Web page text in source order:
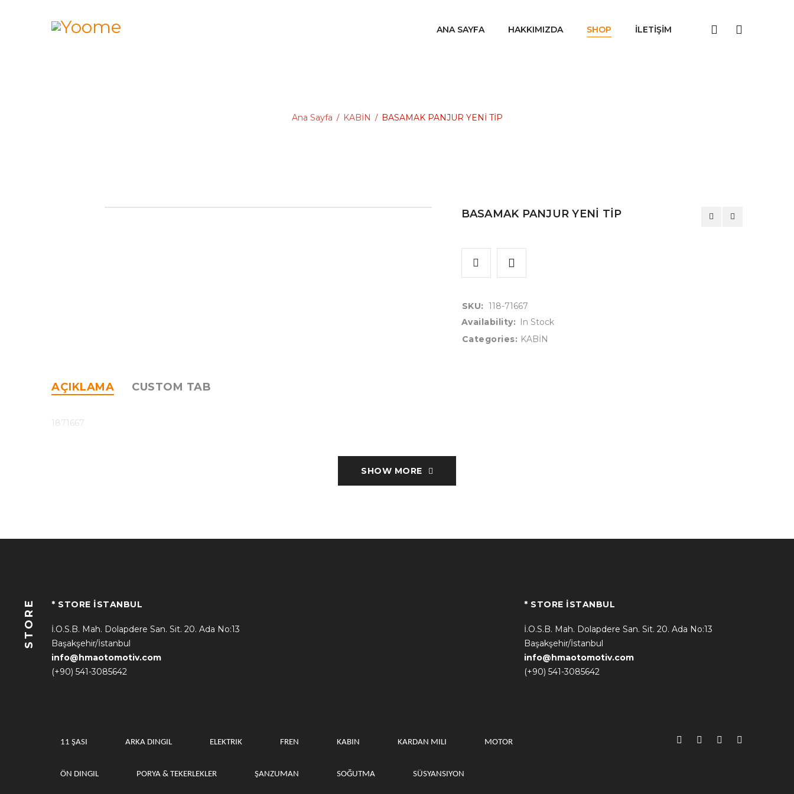
ANA SAYFA HAKKIMIZDA SHOP İLETIŞIM
Ana Sayfa / KABİN / BASAMAK PANJUR YENİ TİP
BASAMAK PANJUR YENİ TİP
SKU: 118-71667
Availability: In Stock
Categories: KABİN
AÇIKLAMA CUSTOM TAB
1871667
SHOW MORE
STORE * STORE İSTANBUL
İ.O.S.B. Mah. Dolapdere San. Sit. 20. Ada No:13
Başakşehir/İstanbul
info@hmaotomotiv.com
(+90) 541-3085642
* STORE İSTANBUL
İ.O.S.B. Mah. Dolapdere San. Sit. 20. Ada No:13
Başakşehir/İstanbul
info@hmaotomotiv.com
(+90) 541-3085642
11 ŞASI ARKA DINGIL ELEKTRIK FREN KABIN KARDAN MILI MOTOR
ÖN DINGIL PORYA & TEKERLEKLER ŞANZUMAN SOĞUTMA SÜSYANSIYON